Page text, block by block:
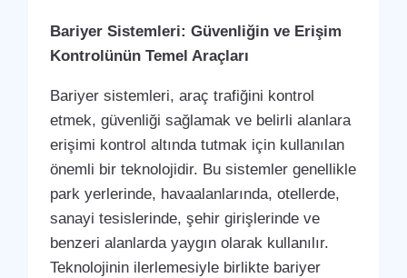
Bariyer Sistemleri: Güvenliğin ve Erişim
Kontrolünün Temel Araçları
Bariyer sistemleri, araç trafiğini kontrol
etmek, güvenliği sağlamak ve belirli alanlara
erişimi kontrol altında tutmak için kullanılan
önemli bir teknolojidir. Bu sistemler genellikle
park yerlerinde, havaalanlarında, otellerde,
sanayi tesislerinde, şehir girişlerinde ve
benzeri alanlarda yaygın olarak kullanılır.
Teknolojinin ilerlemesiyle birlikte bariyer